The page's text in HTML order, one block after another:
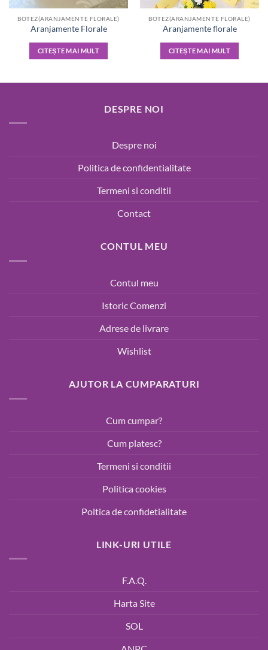
BOTEZ(ARANJAMENTE FLORALE)
Aranjamente Florale
CITEȘTE MAI MULT
BOTEZ(ARANJAMENTE FLORALE)
Aranjamente florale
CITEȘTE MAI MULT
DESPRE NOI
Despre noi
Politica de confidentialitate
Termeni si conditii
Contact
CONTUL MEU
Contul meu
Istoric Comenzi
Adrese de livrare
Wishlist
AJUTOR LA CUMPARATURI
Cum cumpar?
Cum platesc?
Termeni si conditii
Politica cookies
Poltica de confidetialitate
LINK-URI UTILE
F.A.Q.
Harta Site
SOL